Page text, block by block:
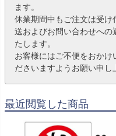
ます。
休業期間中もご注文は受け
送およびお問い合わせへ
たします。
お客様にはご不便をおかけ
ださいますようお願い申し
最近閲覧した商品